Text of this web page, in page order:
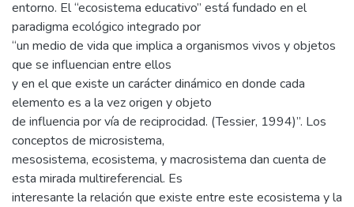
entorno. El “ecosistema educativo” está fundado en el
paradigma ecológico integrado por
“un medio de vida que implica a organismos vivos y objetos
que se influencian entre ellos
y en el que existe un carácter dinámico en donde cada
elemento es a la vez origen y objeto
de influencia por vía de reciprocidad. (Tessier, 1994)”. Los
conceptos de microsistema,
mesosistema, ecosistema, y macrosistema dan cuenta de
esta mirada multireferencial. Es
interesante la relación que existe entre este ecosistema y la